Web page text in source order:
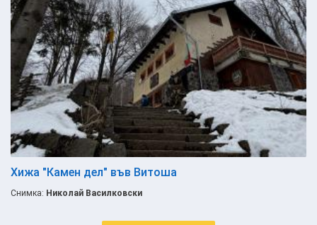
Хижа "Камен дел" във Витоша
Снимка: Николай Василковски